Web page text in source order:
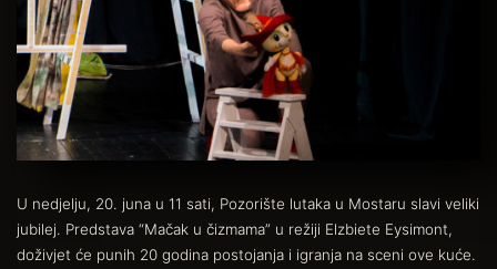
U nedjelju, 20. juna u 11 sati, Pozorište lutaka u Mostaru slavi veliki
jubilej. Predstava “Mačak u čizmama” u režiji Elzbiete Eysimont,
doživjet će punih 20 godina postojanja i igranja na sceni ove kuće.